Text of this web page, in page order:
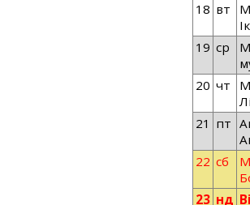
18 вт
19 ср
20 чт
21 пт
22 сб
23 нд